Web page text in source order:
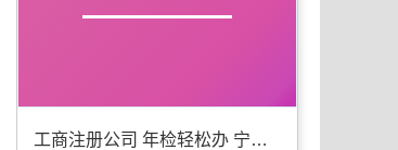
工商注册公司 年检轻松办 宁武优选